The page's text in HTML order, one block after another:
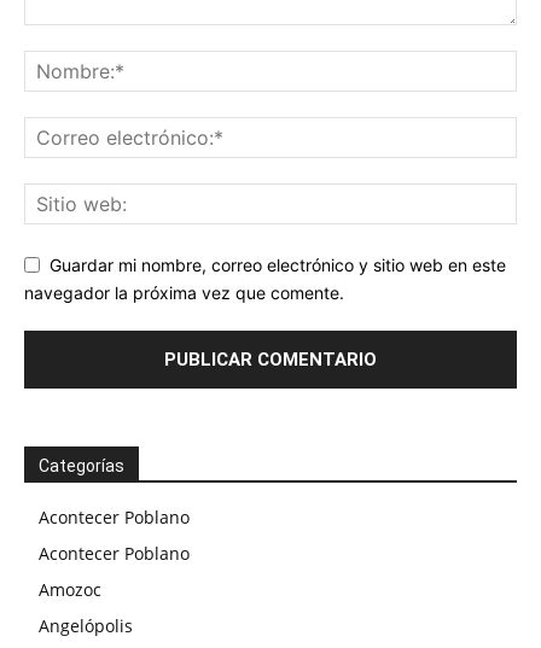
Guardar mi nombre, correo electrónico y sitio web en este
navegador la próxima vez que comente.
Categorías
Acontecer Poblano
Acontecer Poblano
Amozoc
Angelópolis